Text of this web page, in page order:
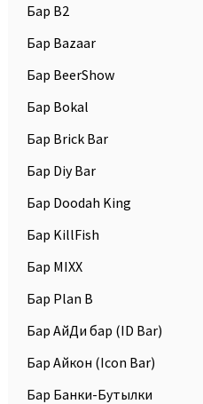
Бар B2
Бар Bazaar
Бар BeerShow
Бар Bokal
Бар Brick Bar
Бар Diy Bar
Бар Doodah King
Бар KillFish
Бар MIXX
Бар Plan B
Бар АйДи бар (ID Bar)
Бар Айкон (Icon Bar)
Бар Банки-Бутылки